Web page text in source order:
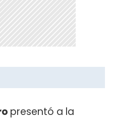
presentó a la